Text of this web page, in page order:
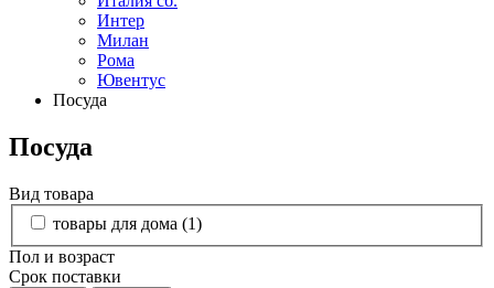
Интер
Милан
Рома
Ювентус
Посуда
Посуда
Вид товара
товары для дома (1)
Пол и возраст
Срок поставки